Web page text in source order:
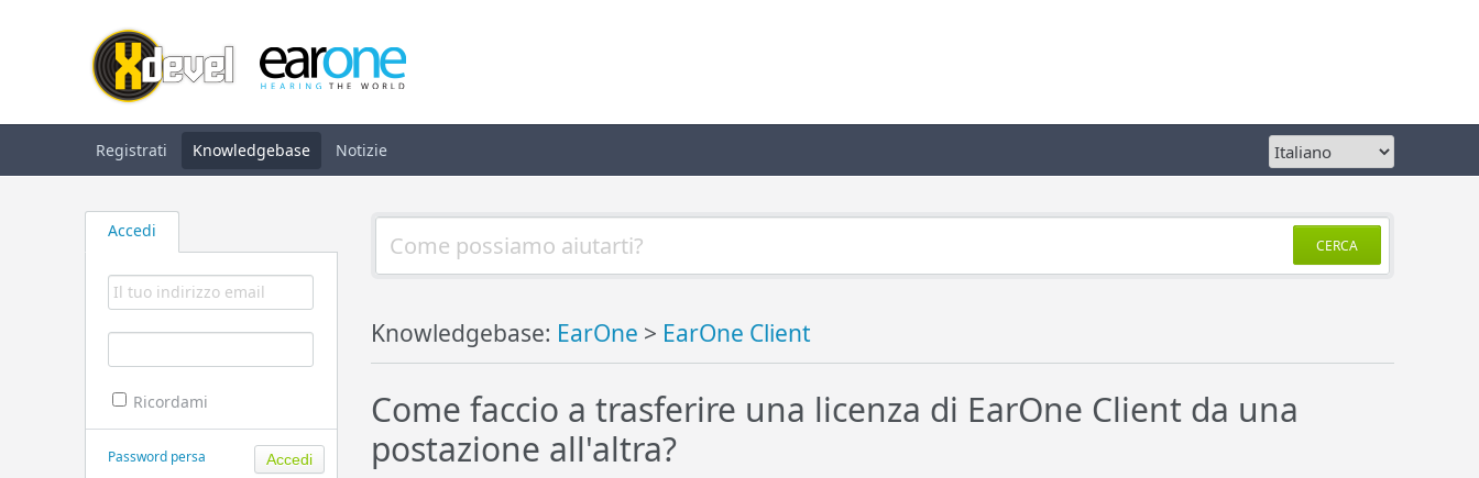
Registrati Knowledgebase Notizie
Accedi
Ricordami
Password persa
CERCA
Knowledgebase: EarOne > EarOne Client
Come faccio a trasferire una licenza di EarOne Client da una
postazione all'altra?